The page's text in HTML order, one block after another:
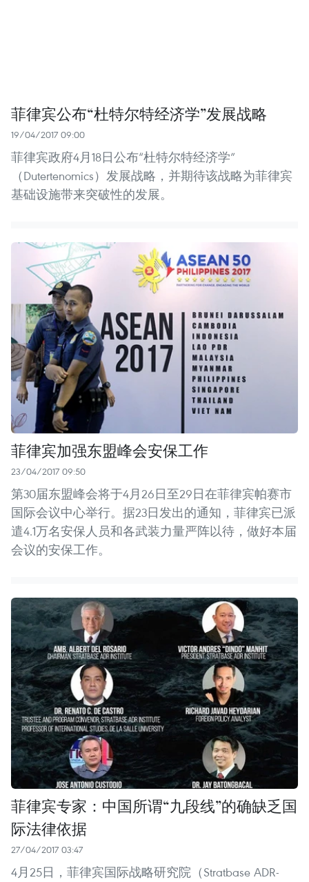
菲律宾公布“杜特尔特经济学”发展战略
19/04/2017 09:00
菲律宾政府4月18日公布“杜特尔特经济学”
（Dutertenomics）发展战略，并期待该战略为菲律宾
基础设施带来突破性的发展。
菲律宾加强东盟峰会安保工作
23/04/2017 09:50
第30届东盟峰会将于4月26日至29日在菲律宾帕赛市
国际会议中心举行。据23日发出的通知，菲律宾已派
遣4.1万名安保人员和各武装力量严阵以待，做好本届
会议的安保工作。
菲律宾专家：中国所谓“九段线”的确缺乏国
际法律依据
27/04/2017 03:47
4月25日，菲律宾国际战略研究院（Stratbase ADR-